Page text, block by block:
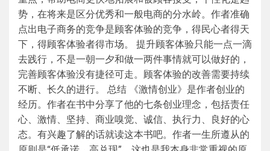
势，在将来是区分优秀和一般电商的分水岭。作者准确
点出电子商务的竞争是顾客体验的竞争，得民心者得天
下，得顾客体验者得市场。 提升顾客体验只能一点一滴
去践行，不是一朝一夕和做一两件事情就可以做好的，
完善顾客体验没有捷径可走。顾客体验的改善需要持续
不断、长久的进行。 总结 《激情创业》是作者创业的
经历。作者在书中分享了他的七条创业理念，包括责任
心、激情、坚持、商业嗅觉、诚信、执行力、良好的心
态。有兴趣了解的话就读这本书吧。作者一生所遵从的